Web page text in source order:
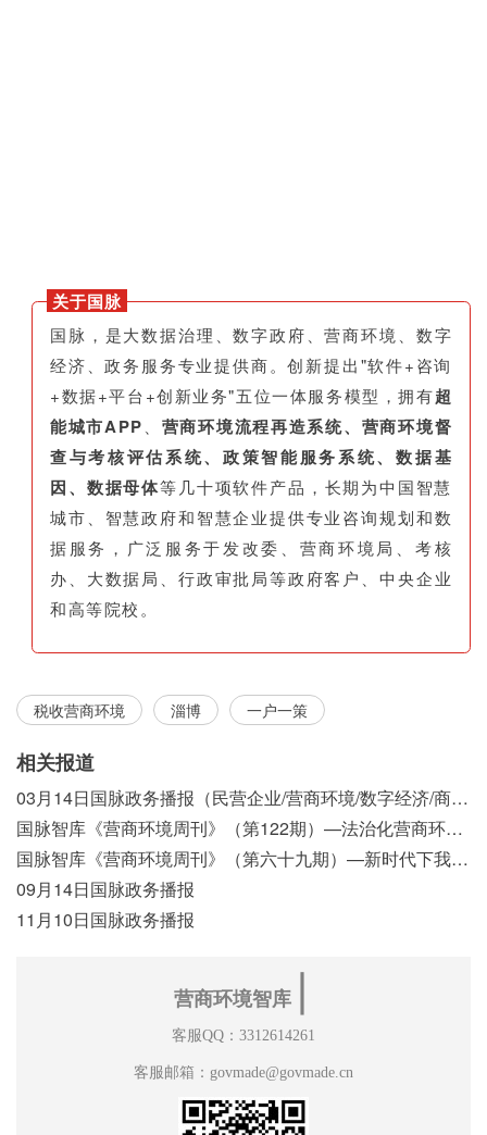
关于国脉
国脉，是大数据治理、数字政府、营商环境、数字
经济、政务服务专业提供商。创新提出"软件+咨询
+数据+平台+创新业务"五位一体服务模型，拥有超
能城市APP、 营商环境流程再造系统、营商环境督
查与考核评估系统、政策智能服务系统、数据基
因、数据母体等几十项软件产品，长期为中国智慧
城市、智慧政府和智慧企业提供专业咨询规划和数
据服务，广泛服务于发改委、营商环境局、考核
办、大数据局、行政审批局等政府客户、中央企业
和高等院校。
税收营商环境 淄博 一户一策
相关报道
03月14日国脉政务播报（民营企业/营商环境/数字经济/商事制度改革）
国脉智库《营商环境周刊》（第122期）—法治化营商环境视域下我国行政执法公示制度浅析
国脉智库《营商环境周刊》（第六十九期）—新时代下我国营商环境标准体系构建初探
09月14日国脉政务播报
11月10日国脉政务播报
营商环境智库
客服QQ：3312614261
客服邮箱：govmade@govmade.cn